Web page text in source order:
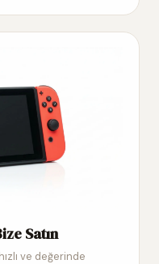
Satın
ve değerinde